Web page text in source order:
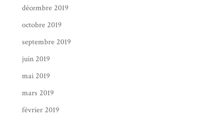
décembre 2019
octobre 2019
septembre 2019
juin 2019
mai 2019
mars 2019
février 2019